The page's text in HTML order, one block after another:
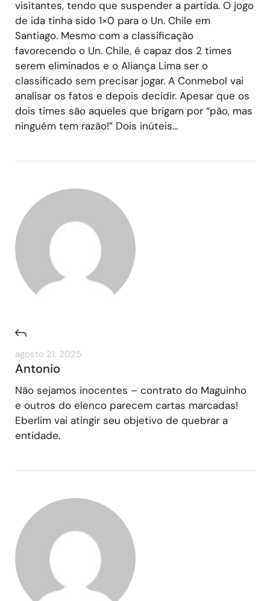
visitantes, tendo que suspender a partida. O jogo
de ida tinha sido 1×0 para o Un. Chile em
Santiago. Mesmo com a classificação
favorecendo o Un. Chile, é capaz dos 2 times
serem eliminados e o Aliança Lima ser o
classificado sem precisar jogar. A Conmebol vai
analisar os fatos e depois decidir. Apesar que os
dois times são aqueles que brigam por “pão, mas
ninguém tem razão!” Dois inúteis…
agosto 21, 2025
Antonio
Não sejamos inocentes – contrato do Maguinho
e outros do elenco parecem cartas marcadas!
Eberlim vai atingir seu objetivo de quebrar a
entidade.